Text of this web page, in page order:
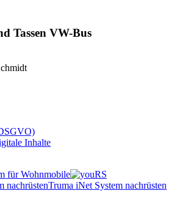
Tassen VW-Bus
Inhalte
für Wohnmobile
Truma iNet System nachrüsten